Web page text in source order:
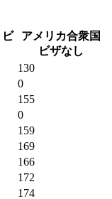
ビ
アメリカ合衆国
ビザなし
130
0
155
0
159
169
166
172
174